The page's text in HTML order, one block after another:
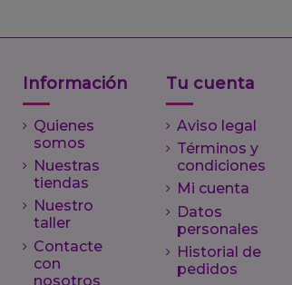
Información
Quienes
somos
Nuestras
tiendas
Nuestro
taller
Contacte
con
nosotros
Tu cuenta
Aviso legal
Términos y
condiciones
Mi cuenta
Datos
personales
Historial de
pedidos